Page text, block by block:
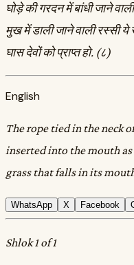
घोड़े की गरदन में बांधी जाने
मुख में डाली जाने वाली रस्सी
घास देवों को प्राप्त हो. (८)
English
The rope tied in the neck
inserted into the mouth
grass that falls in its
WhatsApp X Facebook
Shlok 1 of 1